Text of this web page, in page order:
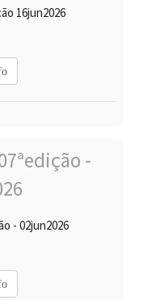
16jun2026
- 02jun2026